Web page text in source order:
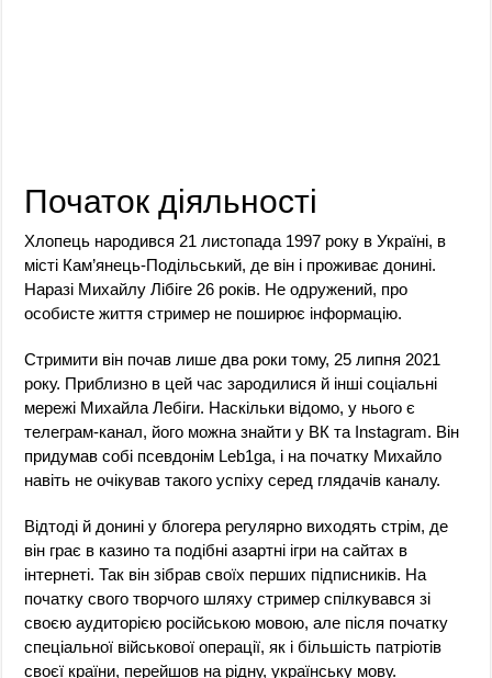
Початок діяльності
Хлопець народився 21 листопада 1997 року в Україні, в
місті Кам’янець-Подільський, де він і проживає донині.
Наразі Михайлу Лібіге 26 років. Не одружений, про
особисте життя стример не поширює інформацію.
Стримити він почав лише два роки тому, 25 липня 2021
року. Приблизно в цей час зародилися й інші соціальні
мережі Михайла Лебіги. Наскільки відомо, у нього є
телеграм-канал, його можна знайти у ВК та Instagram. Він
придумав собі псевдонім Leb1ga, і на початку Михайло
навіть не очікував такого успіху серед глядачів каналу.
Відтоді й донині у блогера регулярно виходять стрім, де
він грає в казино та подібні азартні ігри на сайтах в
інтернеті. Так він зібрав своїх перших підписників. На
початку свого творчого шляху стример спілкувався зі
своєю аудиторією російською мовою, але після початку
спеціальної військової операції, як і більшість патріотів
своєї країни, перейшов на рідну, українську мову.